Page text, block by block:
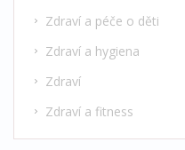
Zdraví a péče o děti
Zdraví a hygiena
Zdraví
Zdraví a fitness